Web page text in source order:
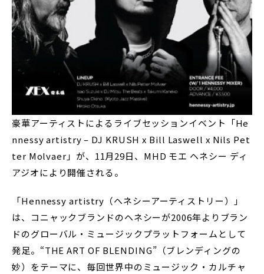
豪華アーティストによるライブセッションイベント「He
nnessy artistry – DJ KRUSH x Bill Laswell x Nils Pet
ter Molvaer」が、11月29日、MHD モエ ヘネシー ディ
アジオにより開催される。
「Hennessy artistry（ヘネシーアーティストリー）」
は、コニャックブランドのヘネシーが2006年よりブラン
ドのグローバル・ミュージックプラットフォームとして
発足。“THE ART OF BLENDING”（ブレンディングの
妙）をテーマに、毎回世界中のミュージック・カルチャ